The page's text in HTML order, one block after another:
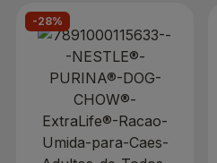
-28%